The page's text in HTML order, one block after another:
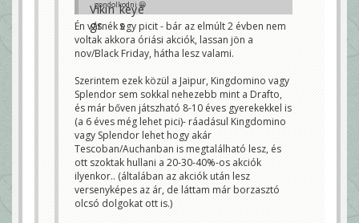
gondolkodni 😀
Gyerekeknek:
Draftosaurus
Catan telepesei junior
Nagyobbaknak:
hangon 22e, akkor lehet mégsem 😊 )
Kingdomino
A nyugati királyság
építőmesterei/lovagjai/várgrófjai
Jaipur
Splendor
Kooperációsnak:
Hadrianus fala
Szerintetek?
warr_b
Én várnék egy picit - bár az elmúlt 2 évben nem
voltak akkora óriási akciók, lassan jön a
nov/Black Friday, hátha lesz valami.
Szerintem ezek közül a Jaipur, Kingdomino vagy
Splendor sem sokkal nehezebb mint a Drafto,
és már bőven játszható 8-10 éves gyerekekkel is
(a 6 éves még lehet pici)- ráadásul Kingdomino
vagy Splendor lehet hogy akár
Tescoban/Auchanban is megtalálható lesz, és
ott szoktak hullani a 20-30-40%-os akciók
ilyenkor.. (általában az akciók után lesz
versenyképes az ár, de láttam már borzasztó
olcsó dolgokat ott is.)